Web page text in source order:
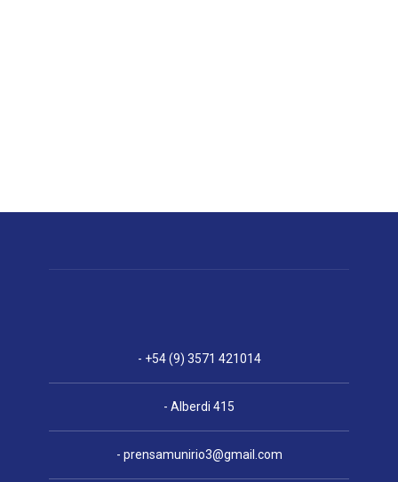
- +54 (9) 3571 421014
- Alberdi 415
- prensamunirio3@gmail.com